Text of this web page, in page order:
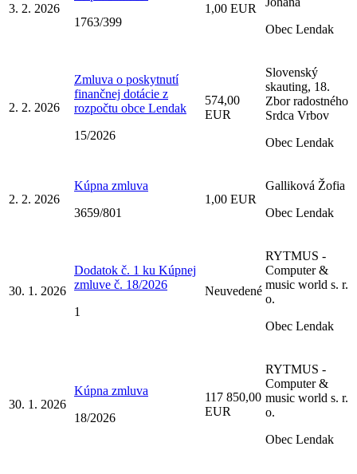
3. 2. 2026
1763/399
1,00 EUR
Obec Lendak
2. 2. 2026
Zmluva o poskytnutí
finančnej dotácie z
rozpočtu obce Lendak
15/2026
574,00
EUR
Slovenský
skauting, 18.
Zbor radostného
Srdca Vrbov
Obec Lendak
2. 2. 2026
Kúpna zmluva
3659/801
1,00 EUR
Galliková Žofia
Obec Lendak
30. 1. 2026
Dodatok č. 1 ku Kúpnej
zmluve č. 18/2026
1
Neuvedené
RYTMUS -
Computer &
music world s. r.
o.
Obec Lendak
30. 1. 2026
Kúpna zmluva
18/2026
117 850,00
EUR
RYTMUS -
Computer &
music world s. r.
o.
Obec Lendak